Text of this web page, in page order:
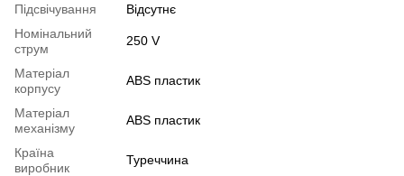
Підсвічування
Відсутнє
Номінальний
струм
250 V
Матеріал
корпусу
ABS пластик
Матеріал
механізму
ABS пластик
Країна
виробник
Туреччина